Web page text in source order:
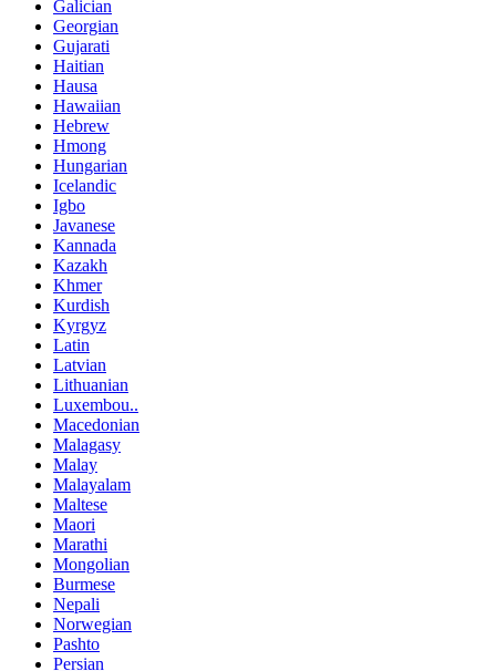
Galician
Georgian
Gujarati
Haitian
Hausa
Hawaiian
Hebrew
Hmong
Hungarian
Icelandic
Igbo
Javanese
Kannada
Kazakh
Khmer
Kurdish
Kyrgyz
Latin
Latvian
Lithuanian
Luxembou..
Macedonian
Malagasy
Malay
Malayalam
Maltese
Maori
Marathi
Mongolian
Burmese
Nepali
Norwegian
Pashto
Persian